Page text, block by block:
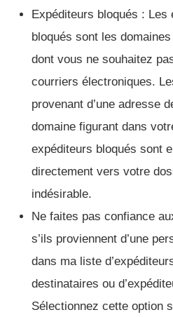
Expéditeurs bloqués : Les
bloqués sont les
dont vous ne souhaitez
courriers électroniques.
provenant d’une adresse
domaine figurant dans
expéditeurs bloqués sont
directement vers votre
indésirable.
Ne faites pas confiance
s’ils proviennent d’une
dans ma liste
destinataires ou
Sélectionnez cette option